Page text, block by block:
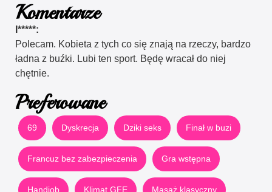
Komentarze
I*****:
Polecam. Kobieta z tych co się znają na rzeczy, bardzo
ładna z buźki. Lubi ten sport. Będę wracał do niej
chętnie.
Preferowane
69 Dyskrecja Dziki seks Finał w buzi
Francuz bez zabezpieczenia Gra wstępna
Handjob Klimat GFE Masaż klasyczny